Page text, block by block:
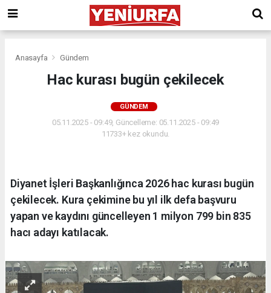
Anasayfa Gündem
Hac kurası bugün çekilecek
GÜNDEM
05.11.2025 - 09:49, Güncelleme: 05.11.2025 - 09:49
11733+ kez okundu.
Diyanet İşleri Başkanlığınca 2026 hac kurası bugün
çekilecek. Kura çekimine bu yıl ilk defa başvuru
yapan ve kaydını güncelleyen 1 milyon 799 bin 835
hacı adayı katılacak.